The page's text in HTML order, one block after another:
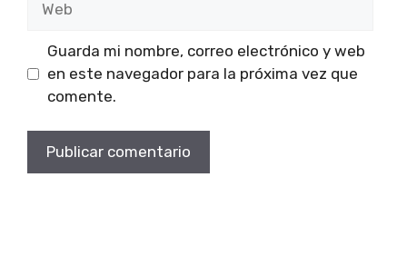
Guarda mi nombre, correo electrónico y web
en este navegador para la próxima vez que
comente.